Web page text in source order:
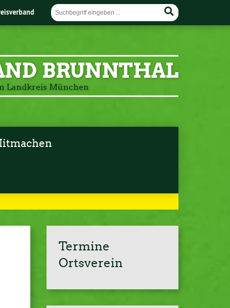
BRUNNTHAL
Landkreis München
Termine
Ortsverein